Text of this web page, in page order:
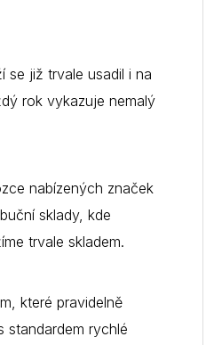
se již trvale usadil i na
rok vykazuje nemalý
nabízených značek
sklady, kde
trvale skladem.
které pravidelně
standardem rychlé